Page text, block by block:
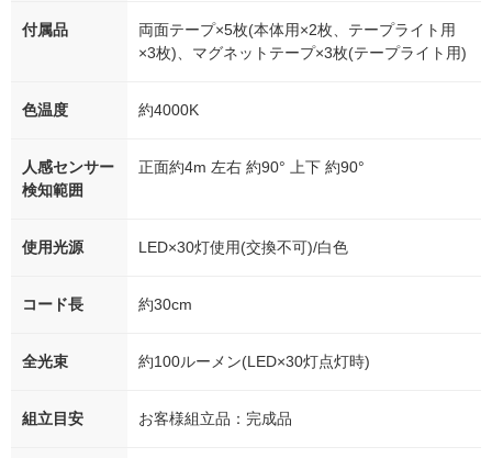
付属品
両面テープ×5枚(本体用×2枚、テープライト用
×3枚)、マグネットテープ×3枚(テープライト用)
色温度 約4000K
人感センサー
検知範囲
正面約4m 左右 約90° 上下 約90°
使用光源 LED×30灯使用(交換不可)/白色
コード長 約30cm
全光束 約100ルーメン(LED×30灯点灯時)
組立目安 お客様組立品：完成品